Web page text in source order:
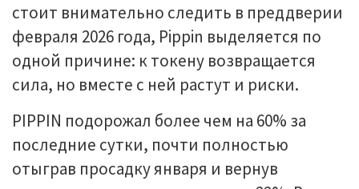
стоит внимательно следить в преддверии
февраля 2026 года, Pippin выделяется по
одной причине: к токену возвращается
сила, но вместе с ней растут и риски.
PIPPIN подорожал более чем на 60% за
последние сутки, почти полностью
отыграв просадку января и вернув